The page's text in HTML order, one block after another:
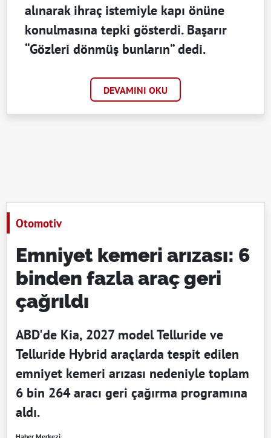
alınarak ihraç istemiyle kapı önüne
konulmasına tepki gösterdi. Başarır
“Gözleri dönmüş bunların” dedi.
DEVAMINI OKU
Otomotiv
Emniyet kemeri arızası: 6
binden fazla araç geri
çağrıldı
ABD'de Kia, 2027 model Telluride ve
Telluride Hybrid araçlarda tespit edilen
emniyet kemeri arızası nedeniyle toplam
6 bin 264 aracı geri çağırma programına
aldı.